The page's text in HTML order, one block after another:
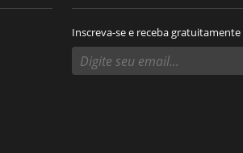
Inscreva-se e receba gratuitamente